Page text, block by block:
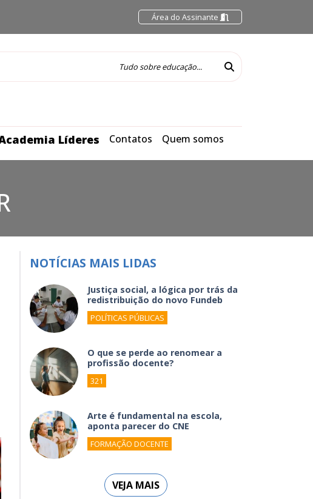
Área do Assinante
Líderes Contatos Quem somos
NOTÍCIAS MAIS LIDAS
Justiça social, a lógica por trás da
redistribuição do novo Fundeb
POLÍTICAS PÚBLICAS
O que se perde ao renomear a
profissão docente?
321
Arte é fundamental na escola,
aponta parecer do CNE
FORMAÇÃO DOCENTE
VEJA MAIS